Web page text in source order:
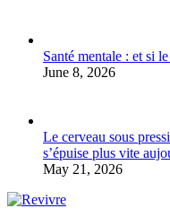
Santé mentale : et si
June 8, 2026
Le cerveau sous
s’épuise plus vite
May 21, 2026